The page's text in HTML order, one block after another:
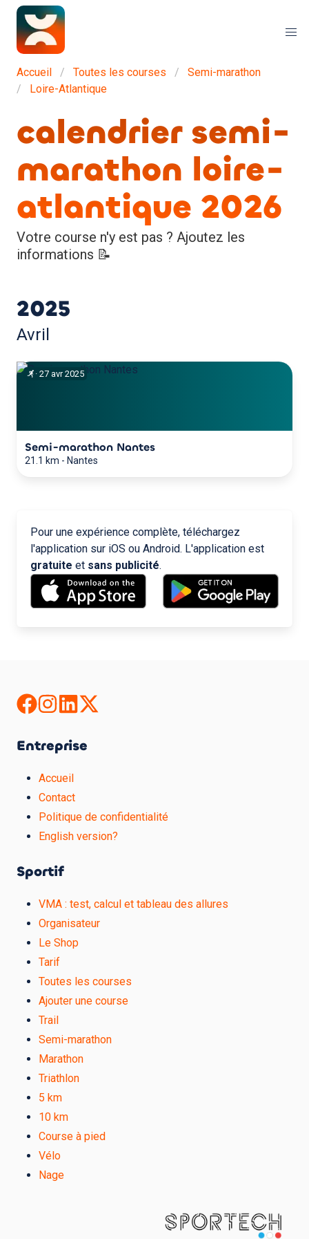
Accueil Toutes les courses
Semi-marathon
Loire-Atlantique
calendrier semi-
marathon loire-
atlantique 2026
Votre course n'y est pas ? Ajoutez les
informations 📝
2025
Avril
· 27 avr 2025
Semi-marathon Nantes
21.1 km - Nantes
Pour une expérience complète, téléchargez
l'application sur iOS ou Android. L'application est
gratuite et sans publicité.
Entreprise
Accueil
Contact
Politique de confidentialité
English version?
Sportif
VMA : test, calcul et tableau des allures
Organisateur
Le Shop
Tarif
Toutes les courses
Ajouter une course
Trail
Semi-marathon
Marathon
Triathlon
5 km
10 km
Course à pied
Vélo
Nage